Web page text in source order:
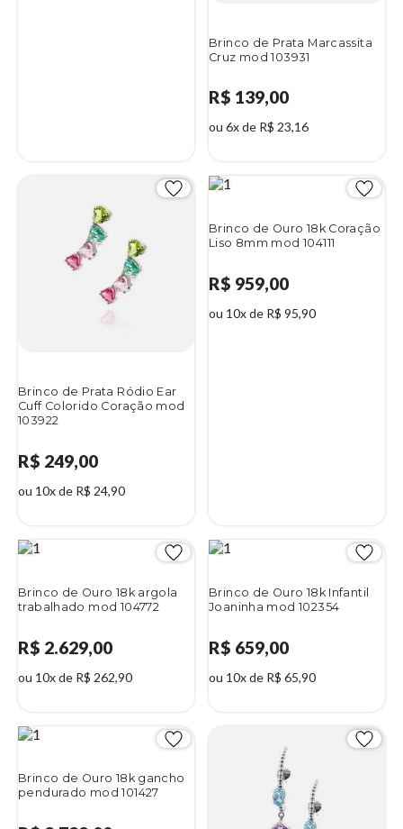
Brinco de Prata Marcassita
Cruz mod 103931
R$ 139,00
ou 6x de R$ 23,16
Brinco de Prata Ródio Ear
Cuff Colorido Coração mod
103922
R$ 249,00
ou 10x de R$ 24,90
Brinco de Ouro 18k Coração
Liso 8mm mod 104111
R$ 959,00
ou 10x de R$ 95,90
Brinco de Ouro 18k argola
trabalhado mod 104772
R$ 2.629,00
ou 10x de R$ 262,90
Brinco de Ouro 18k Infantil
Joaninha mod 102354
R$ 659,00
ou 10x de R$ 65,90
Brinco de Ouro 18k gancho
pendurado mod 101427